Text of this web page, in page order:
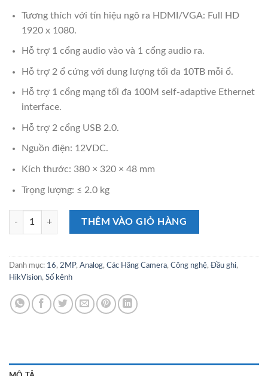
Tương thích với tín hiệu ngõ ra HDMI/VGA: Full HD
1920 x 1080.
Hỗ trợ 1 cổng audio vào và 1 cổng audio ra.
Hỗ trợ 2 ổ cứng với dung lượng tối đa 10TB mỗi ổ.
Hỗ trợ 1 cổng mạng tối đa 100M self-adaptive Ethernet
interface.
Hỗ trợ 2 cổng USB 2.0.
Nguồn điện: 12VDC.
Kích thước: 380 × 320 × 48 mm
Trọng lượng: ≤ 2.0 kg
Đầu ghi hình Hikvision DS-7216HGHI-K2 (16 kênh) số lượng
THÊM VÀO GIỎ HÀNG
Danh mục: 16, 2MP, Analog, Các Hãng Camera, Công nghệ, Đầu ghi,
HikVision, Số kênh